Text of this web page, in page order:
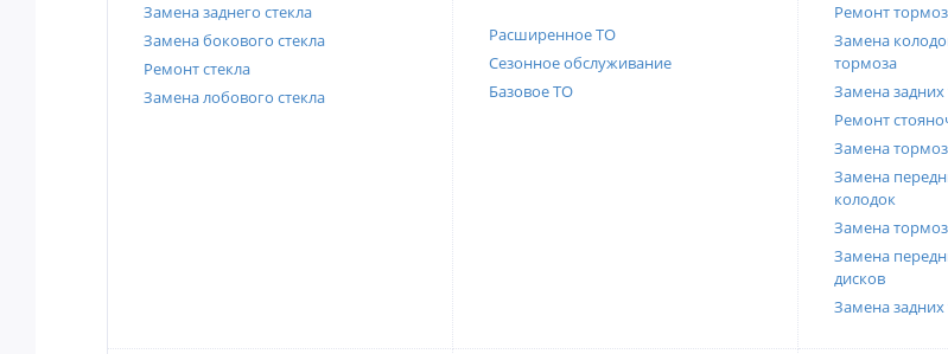
Замена заднего стекла
Замена бокового стекла
Ремонт стекла
Замена лобового стекла
Расширенное ТО
Сезонное обслуживание
Базовое ТО
Ремонт
Замена
тормоза
Замена
Ремонт
Замена
Замена
колодок
Замена
Замена
дисков
Замена